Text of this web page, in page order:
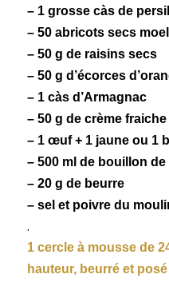
– 1 grosse càs de
– 50 abricots secs
– 50 g de raisins secs
– 50 g d’écorces
– 1 càs d’Armagnac
– 50 g de crème
– 1 œuf + 1 jaune ou 1
– 500 ml de bouillon
– 20 g de beurre
– sel et poivre du
.
1 cercle à mousse de
hauteur, beurré et